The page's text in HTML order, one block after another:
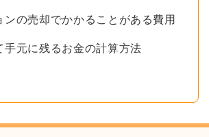
ンの売却でかかることがある費用
手元に残るお金の計算方法